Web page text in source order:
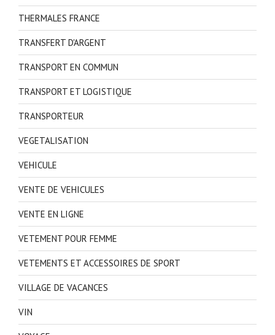
THERMALES FRANCE
TRANSFERT D'ARGENT
TRANSPORT EN COMMUN
TRANSPORT ET LOGISTIQUE
TRANSPORTEUR
VEGETALISATION
VEHICULE
VENTE DE VEHICULES
VENTE EN LIGNE
VETEMENT POUR FEMME
VETEMENTS ET ACCESSOIRES DE SPORT
VILLAGE DE VACANCES
VIN